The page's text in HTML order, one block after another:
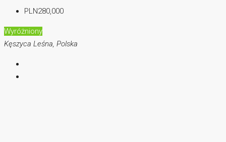
PLN280,000
Wyróżniony
Kęszyca Leśna, Polska